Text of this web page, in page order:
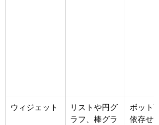
ウィジェット
リストや円グ
ラフ、棒グラ
ボット
依存せ